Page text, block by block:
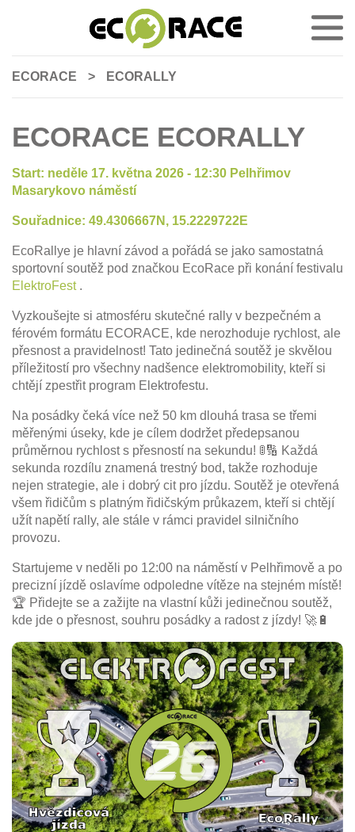
ECORACE > ECORALLY
ECORACE ECORALLY
Start: neděle 17. května 2026 - 12:30 Pelhřimov
Masarykovo náměstí
Souřadnice: 49.4306667N, 15.2229722E
EcoRallye je hlavní závod a pořádá se jako samostatná
sportovní soutěž pod značkou EcoRace při konání festivalu
ElektroFest.
Vyzkoušejte si atmosféru skutečné rally v bezpečném a
férovém formátu ECORACE, kde nerozhoduje rychlost, ale
přesnost a pravidelnost! Tato jedinečná soutěž je skvělou
příležitostí pro všechny nadšence elektromobility, kteří si
chtějí zpestřit program Elektrofestu.
Na posádky čeká více než 50 km dlouhá trasa se třemi
měřenými úseky, kde je cílem dodržet předepsanou
průměrnou rychlost s přesností na sekundu! 🚦🔢 Každá
sekunda rozdílu znamená trestný bod, takže rozhoduje
nejen strategie, ale i dobrý cit pro jízdu. Soutěž je otevřená
všem řidičům s platným řidičským průkazem, kteří si chtějí
užít napětí rally, ale stále v rámci pravidel silničního
provozu.
Startujeme v neděli po 12:00 na náměstí v Pelhřimově a po
precizní jízdě oslavíme odpoledne vítěze na stejném místě!
🏆 Přidejte se a zažijte na vlastní kůži jedinečnou soutěž,
kde jde o přesnost, souhru posádky a radost z jízdy! 🚀🔋